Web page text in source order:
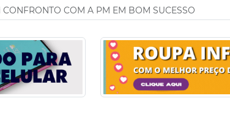
COM A PM EM BOM SUCESSO